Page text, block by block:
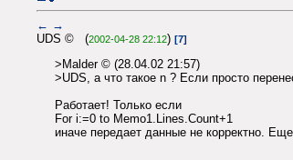
← →
UDS © (2002-04-28 22:12) [7]
>Malder © (28.04.02 21:57)
>UDS, а что такое n ? Если просто
Работает! Только если
For i:=0 to Memo1.Lines.Count+1
иначе передает данные не корректно.